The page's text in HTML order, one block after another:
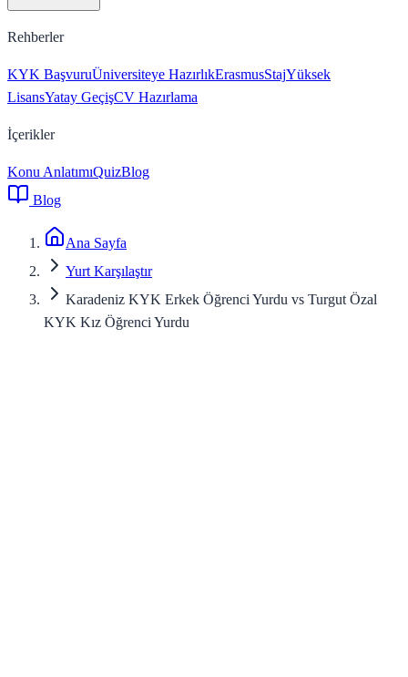
Rehberler
KYK BaşvuruÜniversiteye HazırlıkErasmusStajYüksek
LisansYatay GeçişCV Hazırlama
İçerikler
Konu AnlatımıQuizBlog
Blog
Ana Sayfa
Yurt Karşılaştır
Karadeniz KYK Erkek Öğrenci Yurdu vs Turgut Özal
KYK Kız Öğrenci Yurdu